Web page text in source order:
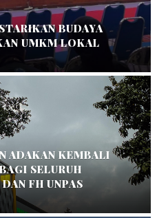
BUDAYA
UMKM LOKAL
ADAKAN KEMBALI
SELURUH
FH UNPAS